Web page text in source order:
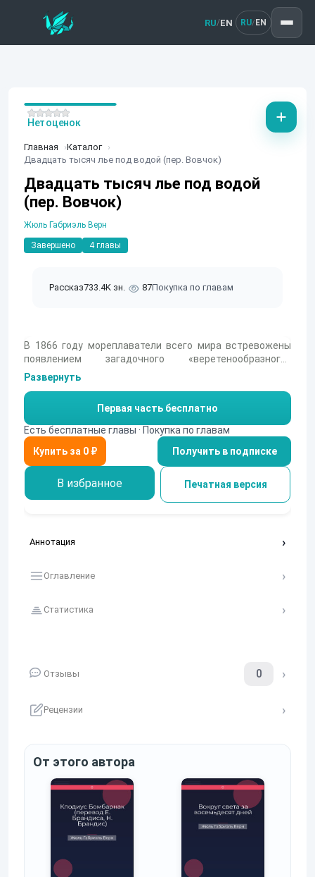
RU/EN RU/ EN
Главная
Каталог
Двадцать тысяч лье под водой (пер. Вовчок)
Двадцать тысяч лье под водой
(пер. Вовчок)
Жюль Габриэль Верн
Завершено 4 главы
Рассказ733.4K зн. 87Покупка по главам
Нет оценок
В 1866 году мореплаватели всего мира встревожены
появлением загадочного «веретенообразного»
чудовища, превосходящего размерами и скоростью
любого известного кита. Ученые и капитаны бессильны
объяснить природу этого феномена, а противоречивые
записи в судовых журналах лишь разжигают всеобщее
любопытство и страх. Главный герой, профессор
Аронакс, окажется в центре событий, когда ему
выпадет шанс разгадать тайну океана, столкнувшись с
тем, что превосходит самые смелые научные гипотезы.
Эта встреча навсегда изменит его жизнь и бросит
вызов привычным представлениям о границах
Развернуть
Первая часть бесплатно
Есть бесплатные главы · Покупка по главам
Получить в подписке
В избранное Печатная версия
Аннотация
Оглавление
Статистика
Отзывы 0
Рецензии
От этого автора